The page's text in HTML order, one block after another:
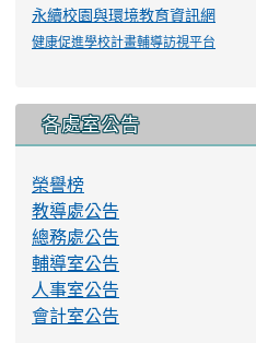
永續校園與環境教育資訊網
健康促進學校計畫輔導訪視平台
各處室公告
榮譽榜
教導處公告
總務處公告
輔導室公告
人事室公告
會計室公告